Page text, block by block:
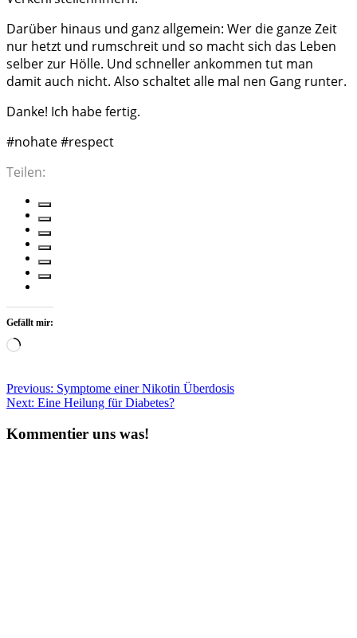
Darüber hinaus und ganz allgemein: Wer die ganze Zeit
nur hetzt und rumschreit und so macht sich das Leben
selber zur Hölle. Und schneller ankommen tut man
damit auch nicht. Also schaltet alle mal nen Gang runter.
Danke! Ich habe fertig.
#nohate #respect
Teilen:
Gefällt mir:
Wird
Beitragsnavigation
Previous: Symptome einer Nikotin Überdosis
Next: Eine Heilung für Diabetes?
Kommentier uns was!